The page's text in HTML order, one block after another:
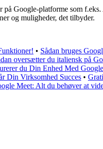
Google-platforme som
og muligheder, det tilbyder.
• Sådan bruges
oversætter du italiensk på
du Din Enhed Med Google
Din Virksomhed Succes •
Meet: Alt du behøver at